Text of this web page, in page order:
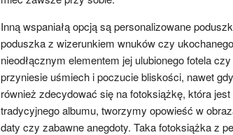
Inną wspaniałą opcją są personalizowane
poduszka z wizerunkiem wnuków czy
nieodłącznym elementem jej ulubionego fotela
przyniesie uśmiech i poczucie bliskości, nawet
również zdecydować się na fotoksiążkę, która
tradycyjnego albumu, tworzymy opowieść w
daty czy zabawne anegdoty. Taka fotoksiążka z